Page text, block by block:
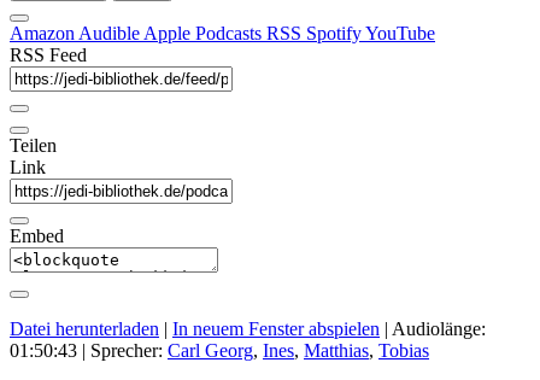
Amazon Audible Apple Podcasts RSS SpotifyYouTube
RSS Feed
Teilen
Link
Embed
Datei herunterladen | In neuem Fenster abspielen | Audiolänge:
01:50:43 | Sprecher: Carl Georg, Ines, Matthias, Tobias